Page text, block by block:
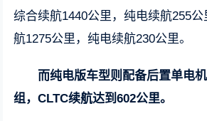
综合续航1440公里，纯电续航255
航1275公里，纯电续航230公里。
而纯电版车型则配备后置单电
组，CLTC续航达到602公里。